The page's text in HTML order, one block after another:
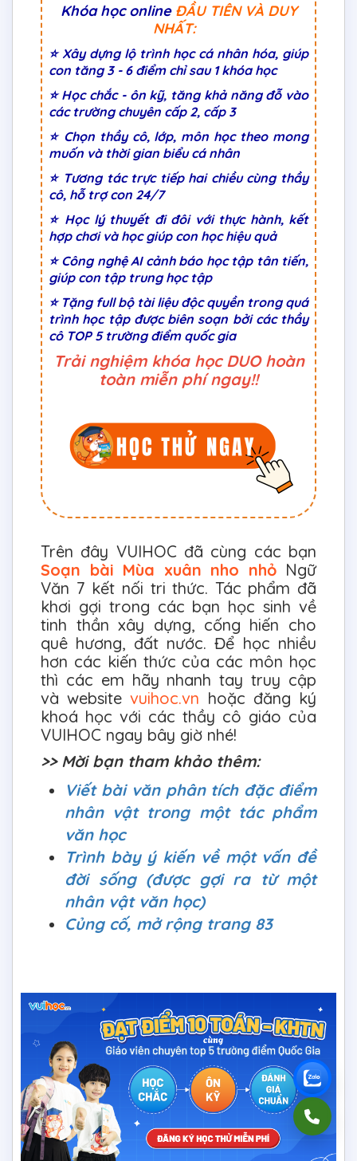
Khóa học online ĐẦU TIÊN VÀ DUY
NHẤT:
⭐ Xây dựng lộ trình học cá nhân hóa, giúp
con tăng 3 - 6 điểm chỉ sau 1 khóa học
⭐ Học chắc - ôn kỹ, tăng khả năng đỗ vào
các trường chuyên cấp 2, cấp 3
⭐ Chọn thầy cô, lớp, môn học theo mong
muốn và thời gian biểu cá nhân
⭐ Tương tác trực tiếp hai chiều cùng thầy
cô, hỗ trợ con 24/7
⭐ Học lý thuyết đi đôi với thực hành, kết
hợp chơi và học giúp con học hiệu quả
⭐ Công nghệ AI cảnh báo học tập tân tiến,
giúp con tập trung học tập
⭐ Tặng full bộ tài liệu độc quyền trong quá
trình học tập được biên soạn bởi các thầy
cô TOP 5 trường điểm quốc gia
Trải nghiệm khóa học DUO hoàn
toàn miễn phí ngay!!
Trên đây VUIHOC đã cùng các bạn
Soạn bài Mùa xuân nho nhỏ Ngữ
Văn 7 kết nối tri thức. Tác phẩm đã
khơi gợi trong các bạn học sinh về
tinh thần xây dựng, cống hiến cho
quê hương, đất nước. Để học nhiều
hơn các kiến thức của các môn học
thì các em hãy nhanh tay truy cập
và websitevuihoc.vn hoặc đăng ký
khoá học với các thầy cô giáo của
VUIHOC ngay bây giờ nhé!
>> Mời bạn tham khảo thêm:
Viết bài văn phân tích đặc điểm
nhân vật trong một tác phẩm
văn học
Trình bày ý kiến về một vấn đề
đời sống (được gợi ra từ một
nhân vật văn học)
Củng cố, mở rộng trang 83